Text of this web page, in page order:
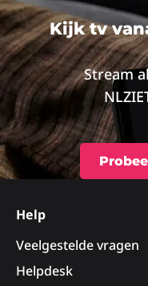
Kijk tv
Stream
footer
Help
Veelgestelde vragen
Helpdesk